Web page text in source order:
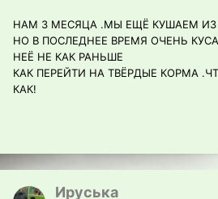
НАМ 3 МЕСЯЦА .МЫ ЕЩЁ КУШАЕМ
НО В ПОСЛЕДНЕЕ ВРЕМЯ ОЧЕНЬ
НЕЁ НЕ КАК РАНЬШЕ
КАК ПЕРЕЙТИ НА ТВЁРДЫЕ КОРМА
КАК!
Ируська